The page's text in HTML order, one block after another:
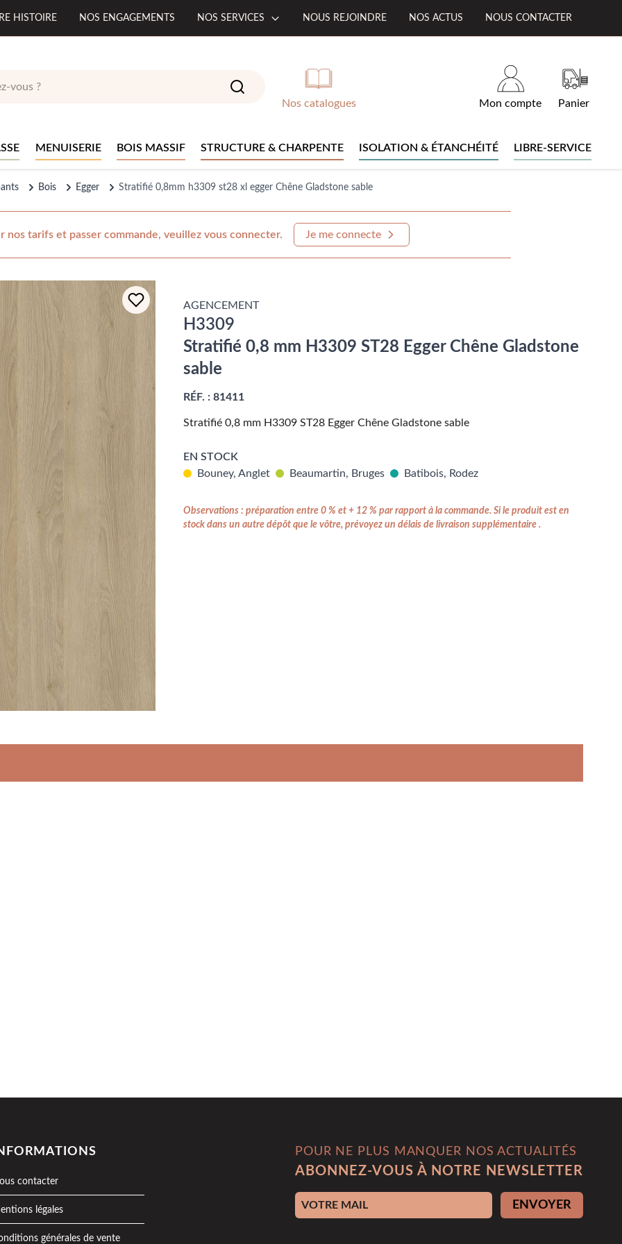
HISTOIRE NOS ENGAGEMENTS NOS SERVICES NOUS REJOINDRE NOS ACTUS NOUS CONTACTER
Nos catalogues Mon compte Panier
MENUISERIE BOIS MASSIF STRUCTURE & CHARPENTE ISOLATION & ÉTANCHÉITÉ LIBRE-SERVICE
Bois Egger Stratifié 0,8mm h3309 st28 xl egger Chêne Gladstone sable
nos tarifs et passer commande, veuillez vous connecter. Je me connecte
AGENCEMENT
H3309
Stratifié 0,8 mm H3309 ST28 Egger Chêne Gladstone
sable
RÉF. : 81411
Stratifié 0,8 mm H3309 ST28 Egger Chêne Gladstone sable
EN STOCK
Bouney, Anglet
Beaumartin, Bruges Batibois, Rodez
Observations : préparation entre 0 % et + 12 % par rapport à la commande. Si le produit est en
stock dans un autre dépôt que le vôtre, prévoyez un délais de livraison supplémentaire .
contacter
légales
générales de vente
POUR NE PLUS MANQUER NOS ACTUALITÉS
ABONNEZ-VOUS À NOTRE NEWSLETTER
Adresse e-mail ENVOYER